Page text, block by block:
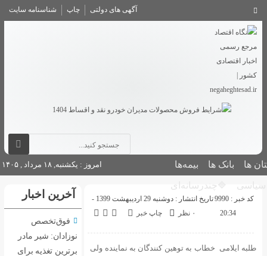
آگهی های دولتی چاپ شناسنامه سایت
بانک ها بیمه‌ها
🔷چندرسانه‌ای
امروز : یکشنبه, ۱۸ مرداد , ۱۴۰۵
کد خبر : 9990
تاریخ انتشار : دوشنبه 29 اردیبهشت 1399 -
20:34
چاپ خبر ۰ نظر
طلبه ایلامی خطاب به توهین کنندگان به نماینده ولی
آخرین اخبار
فوق‌تخصص
نوزادان: شیر مادر
برترین تغذیه برای